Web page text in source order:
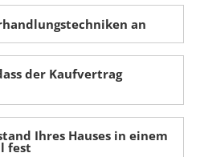
an
der Kaufvertrag
Ihres Hauses in einem
fest